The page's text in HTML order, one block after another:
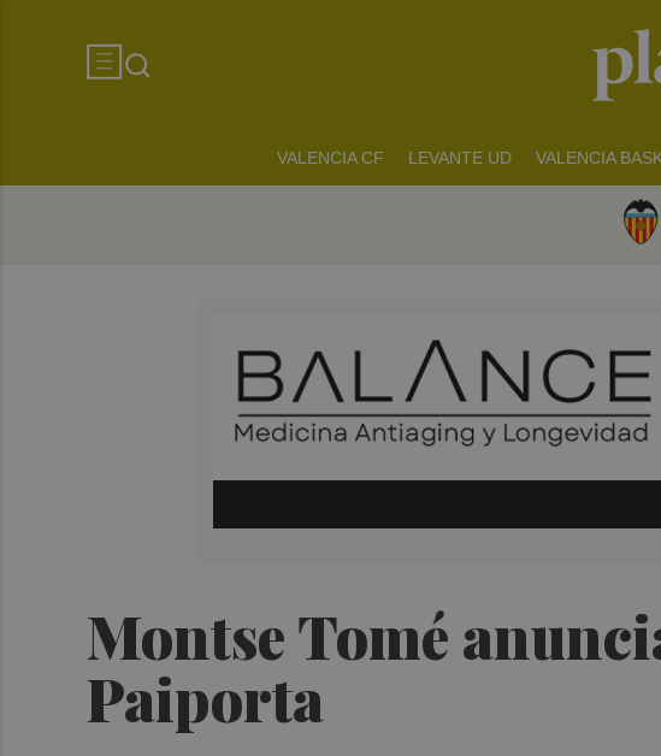
VALENCIA CF LEVANTE UD VALENCIA
Montse Tomé
Paiporta